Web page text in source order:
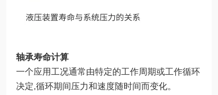
轴承寿命计算
一个应用工况通常由特定的工作周期或工作循环
决定,循环期间压力和速度随时间而变化。